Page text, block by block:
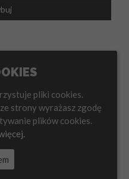
pliki cookies.
strony wyrażasz zgodę
plików cookies.